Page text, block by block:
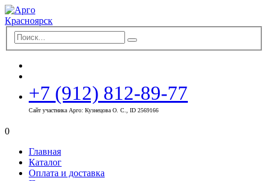
+7 (912) 812-89-77
Сайт участника Арго: Кузнецова О. С., ID 2569166
0
Главная
Каталог
Оплата и доставка